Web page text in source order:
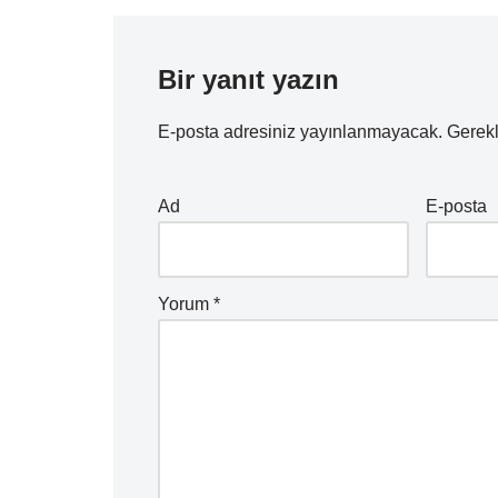
Bir yanıt yazın
E-posta adresiniz yayınlanmayacak.
Ad E-posta
Yorum *